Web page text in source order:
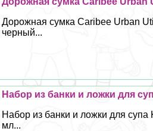
Дорожная сумка Caribee Urban
черный...
Набор из банки и ложки для
Набор из банки и ложки для супа
мл...